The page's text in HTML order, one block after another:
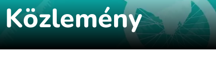
Közlemény